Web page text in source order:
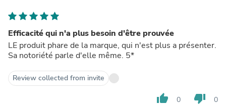
Efficacité qui n'a plus besoin d'être prouvée
LE produit phare de la marque, qui n'est plus a présenter.
Sa notoriété parle d'elle même. 5*
Review collected from invite
thumb_up 0 thumb_down 0